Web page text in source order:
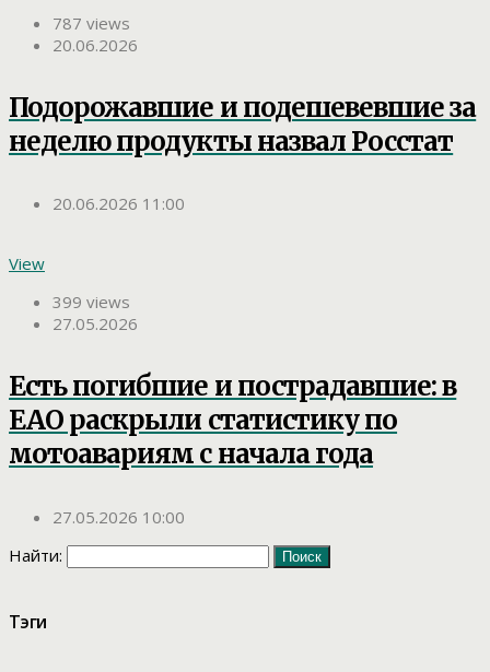
787 views
20.06.2026
Подорожавшие и подешевевшие за
неделю продукты назвал Росстат
20.06.2026 11:00
View
399 views
27.05.2026
Есть погибшие и пострадавшие: в
ЕАО раскрыли статистику по
мотоавариям с начала года
27.05.2026 10:00
Найти:
Тэги